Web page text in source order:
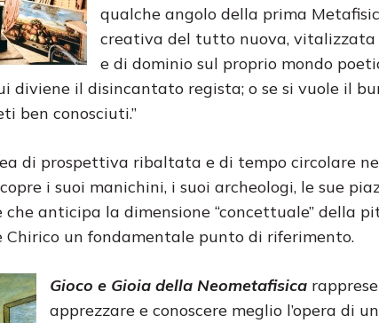
qualche angolo della prima
creativa del tutto nuova, vitalizzata
e di dominio sul proprio mondo
diviene il disincantato regista; o se si vuole il
ben conosciuti.”
di prospettiva ribaltata e di tempo circolare
i suoi manichini, i suoi archeologi, le sue
anticipa la dimensione “concettuale” della
un fondamentale punto di riferimento.
Gioco e Gioia della Neometafisica
apprezzare e conoscere meglio l’opera di